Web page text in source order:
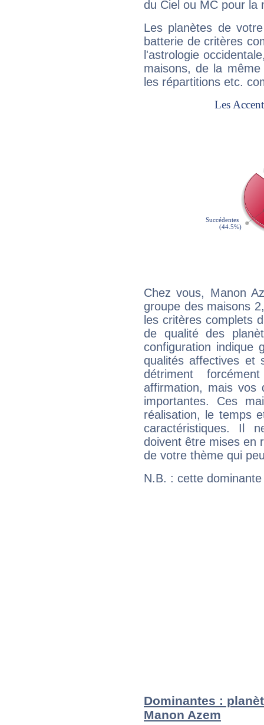
du Ciel ou MC pour la
Les planètes de
batterie de critères
l'astrologie
maisons, de la
les répartitions etc.
Chez vous, Manon
groupe des maisons
les critères complets
de qualité des
configuration indique
qualités affectives et
détriment
affirmation, mais
importantes. Ces
réalisation, le temps
caractéristiques. Il
doivent être mises en
de votre thème qui
N.B. : cette
Dominantes :
Manon Azem